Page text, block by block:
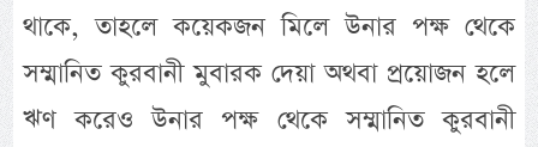
থাকে, তাহলে কয়েকজন মিলে উনার পক্ষ থেকে
সম্মানিত কুরবানী মুবারক দেয়া অথবা প্রয়োজন হলে
ঋণ করেও উনার পক্ষ থেকে সম্মানিত কুরবানী